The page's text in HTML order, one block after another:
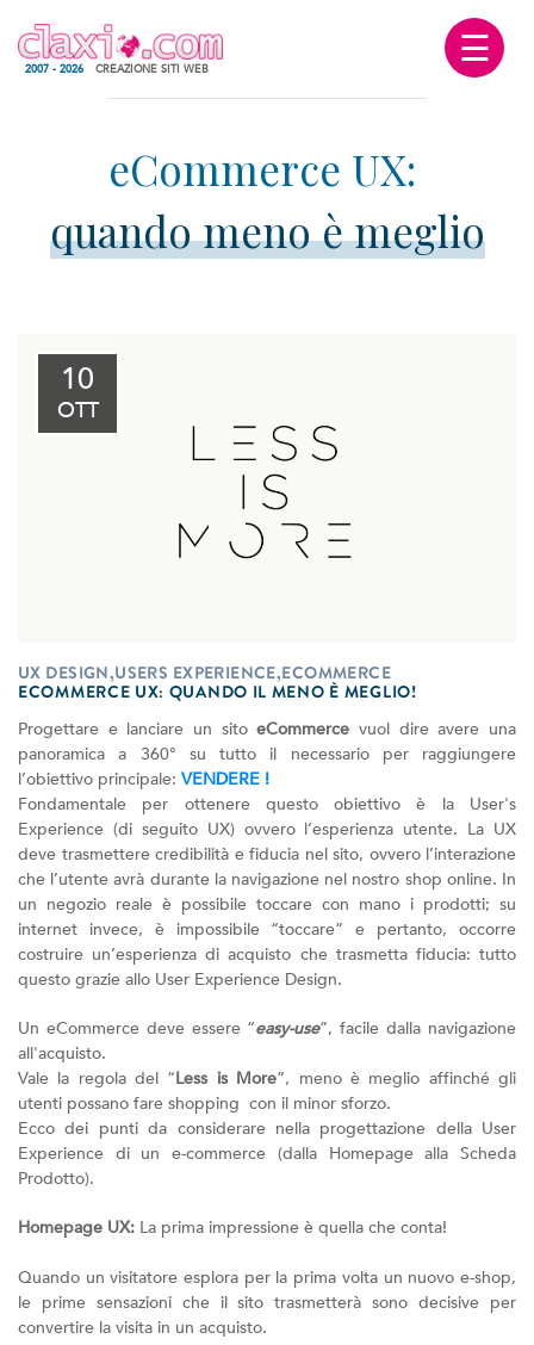
2007 - 2026 CREAZIONE SITI WEB ☰
quando meno è meglio
10
OTT
UX DESIGN,USERS EXPERIENCE,ECOMMERCE
ECOMMERCE UX: QUANDO IL MENO È MEGLIO!
Progettare e lanciare un sitoeCommerce vuol dire avere una
panoramica a 360° su tutto il necessario per raggiungere
l’obiettivo principale: VENDERE !
Fondamentale per ottenere questo obiettivo è la User's
Experience (di seguito UX) ovvero l’esperienza utente. La UX
deve trasmettere credibilità e fiducia nel sito, ovvero l’interazione
che l’utente avrà durante la navigazione nel nostro shop online. In
un negozio reale è possibile toccare con mano i prodotti; su
internet invece, è impossibile “toccare” e pertanto, occorre
costruire un’esperienza di acquisto che trasmetta fiducia: tutto
questo grazie allo User Experience Design.
Un eCommerce deve essere “easy-use”, facile dalla navigazione
all'acquisto.
Vale la regola del “Less is More”, meno è meglio affinché gli
utenti possano fare shopping con il minor sforzo.
Ecco dei punti da considerare nella progettazione della User
Experience di un e-commerce (dalla Homepage alla Scheda
Prodotto).
Homepage UX: La prima impressione è quella che conta!
Quando un visitatore esplora per la prima volta un nuovo e-shop,
le prime sensazioni che il sito trasmetterà sono decisive per
convertire la visita in un acquisto.